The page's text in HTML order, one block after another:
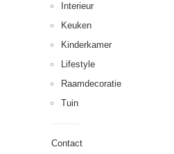
Interieur
Keuken
Kinderkamer
Lifestyle
Raamdecoratie
Tuin
Contact